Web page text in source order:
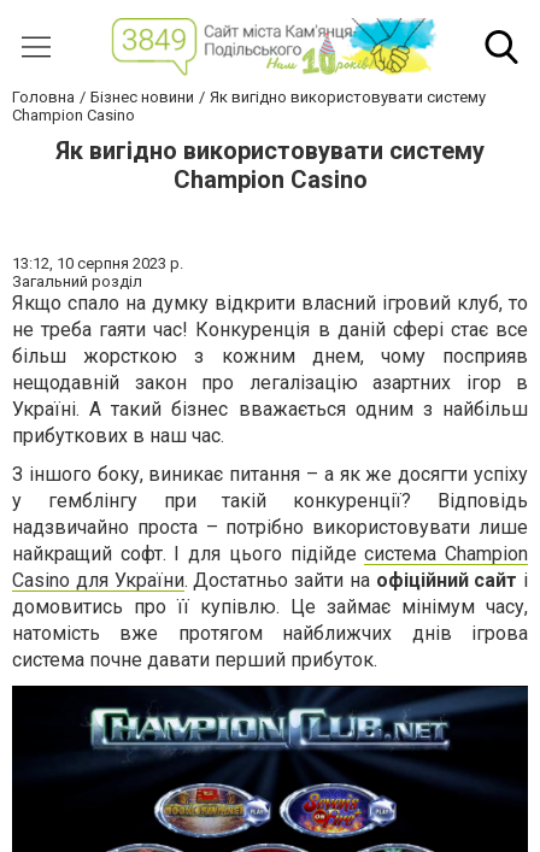
Головна Бізнес новини
Як вигідно використовувати систему
Champion Casino
Як вигідно використовувати систему
Champion Casino
13:12, 10 серпня 2023 р.
Загальний розділ
Якщо спало на думку відкрити власний ігровий клуб, то
не треба гаяти час! Конкуренція в даній сфері стає все
більш жорсткою з кожним днем, чому посприяв
нещодавній закон про легалізацію азартних ігор в
Україні. А такий бізнес вважається одним з найбільш
прибуткових в наш час.
З іншого боку, виникає питання – а як же досягти успіху
у гемблінгу при такій конкуренції? Відповідь
надзвичайно проста – потрібно використовувати лише
найкращий софт. І для цього підійдесистема Champion
Casino для України. Достатньо зайти на офіційний сайт і
домовитись про її купівлю. Це займає мінімум часу,
натомість вже протягом найближчих днів ігрова
система почне давати перший прибуток.